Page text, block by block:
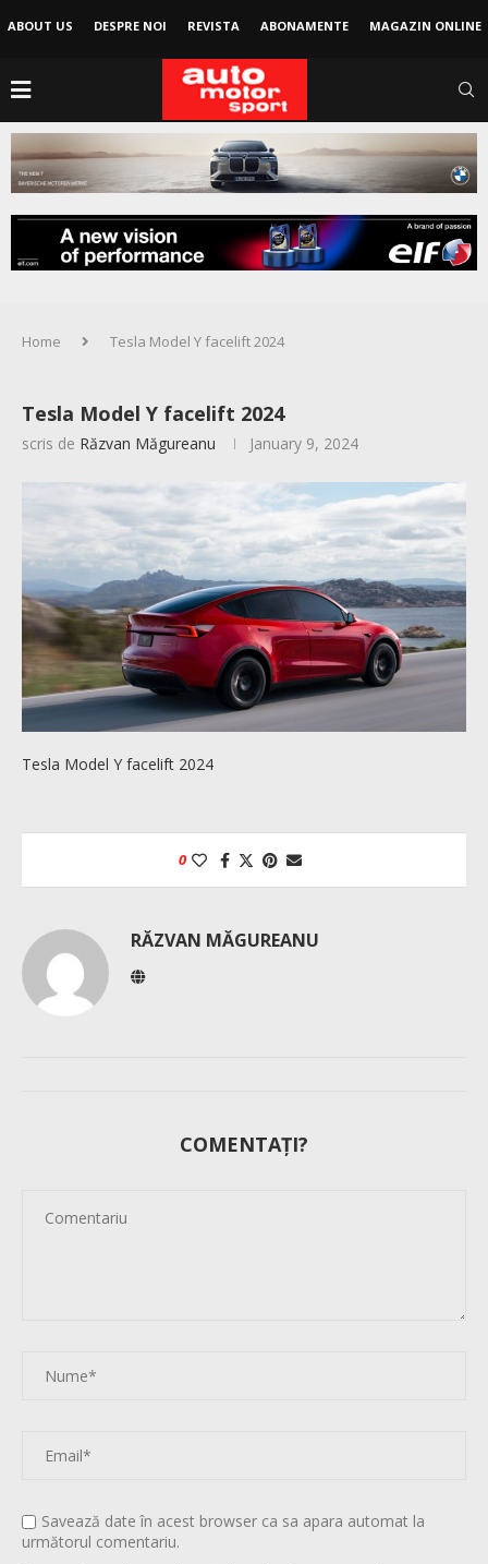
ABOUT US DESPRE NOI REVISTA ABONAMENTE MAGAZIN ONLINE
Home Tesla Model Y facelift 2024
Tesla Model Y facelift 2024
scris de Răzvan Măgureanu January 9, 2024
Tesla Model Y facelift 2024
0
RĂZVAN MĂGUREANU
COMENTAȚI?
Savează date în acest browser ca sa apara automat la
următorul comentariu.